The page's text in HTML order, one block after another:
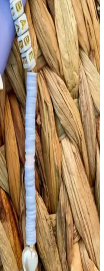
el yapımı fimo
aksesuarlar sunar.
ifadeye olanak tanır.
Tarzı Yansıtan
renk seçenekleriyle kişisel
yapısıyla günlük ve özel
Üzerindeki Etkileri
kişisel tarzı
yapılabilir ve moda
Tasarımları ve
öne çıkar. El
moda ve estetik açısından
Zarif ve Özgün Takı